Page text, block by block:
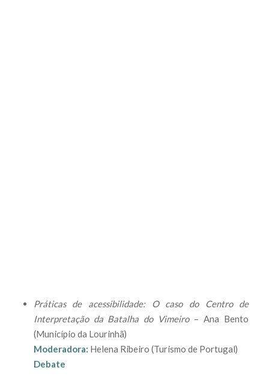
Práticas de acessibilidade: O caso do Centro de
Interpretação da Batalha do Vimeiro– Ana Bento
(Município da Lourinhã)
Moderadora: Helena Ribeiro (Turismo de Portugal)
Debate